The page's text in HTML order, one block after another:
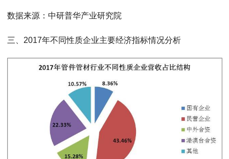
数据来源：中研普华产业研究院
三、2017年不同性质企业主要经济指标情况分析